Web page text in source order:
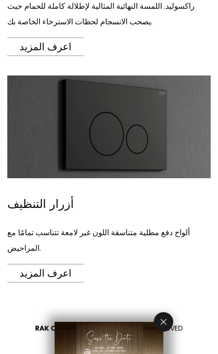
راكسوليد. اللمسة النهائية المثالية لإطلالة كاملة للحمام حيث
يصحب الانسجام لحظات الاسترخاء الخاصة بك.
اعرف المزيد
أزرار التنظيف
ألواح دفع مطلية متناسقة اللون غير لامعة تتناسب تمامًا مع
المراحيض.
اعرف المزيد
RAK CERAMICS 2026 - ALL RIGHTS RESERVED